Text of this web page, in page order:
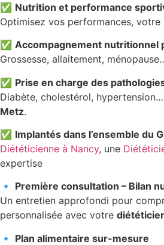
✅ Nutrition et performance
Optimisez vos performances,
✅ Accompagnement nutritionnel
Grossesse, allaitement,
✅ Prise en charge des
Diabète, cholestérol,
Metz.
✅ Implantés dans l’ensemble du
Diététicienne à Nancy, une
expertise
🔹 Première consultation – Bilan
Un entretien approfondi pour
personnalisée avec votre
🔹 Plan alimentaire sur-mesure